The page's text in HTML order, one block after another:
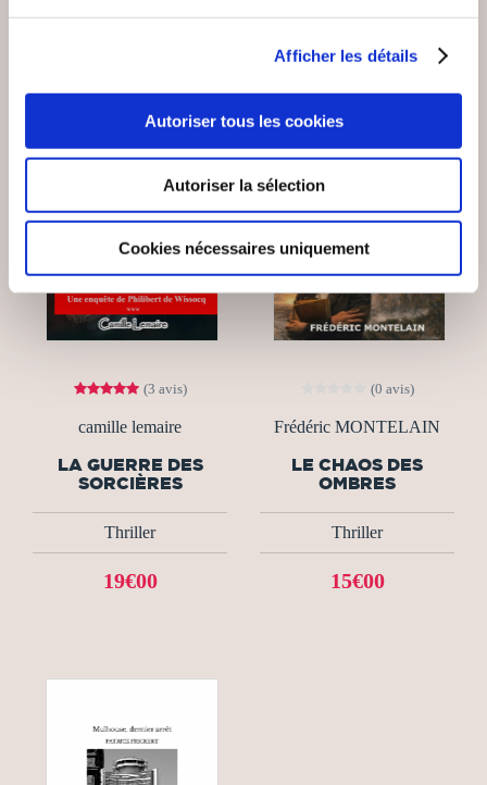
Afficher les détails
Autoriser tous les cookies
Autoriser la sélection
Cookies nécessaires uniquement
(3 avis)
camille lemaire
LA GUERRE DES
SORCIÈRES
Thriller
19€00
(0 avis)
Frédéric MONTELAIN
LE CHAOS DES
OMBRES
Thriller
15€00